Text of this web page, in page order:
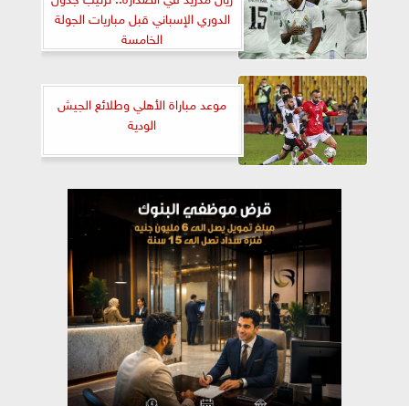
الدوري الإسباني قبل مباريات الجولة
الخامسة
موعد مباراة الأهلي وطلائع الجيش
الودية